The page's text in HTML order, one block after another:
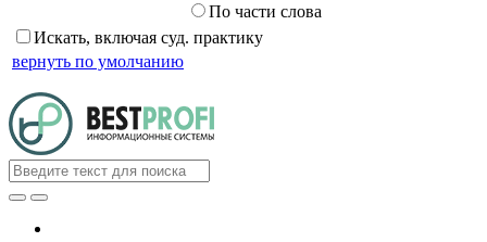
По части слова
Искать, включая суд. практику
вернуть по умолчанию